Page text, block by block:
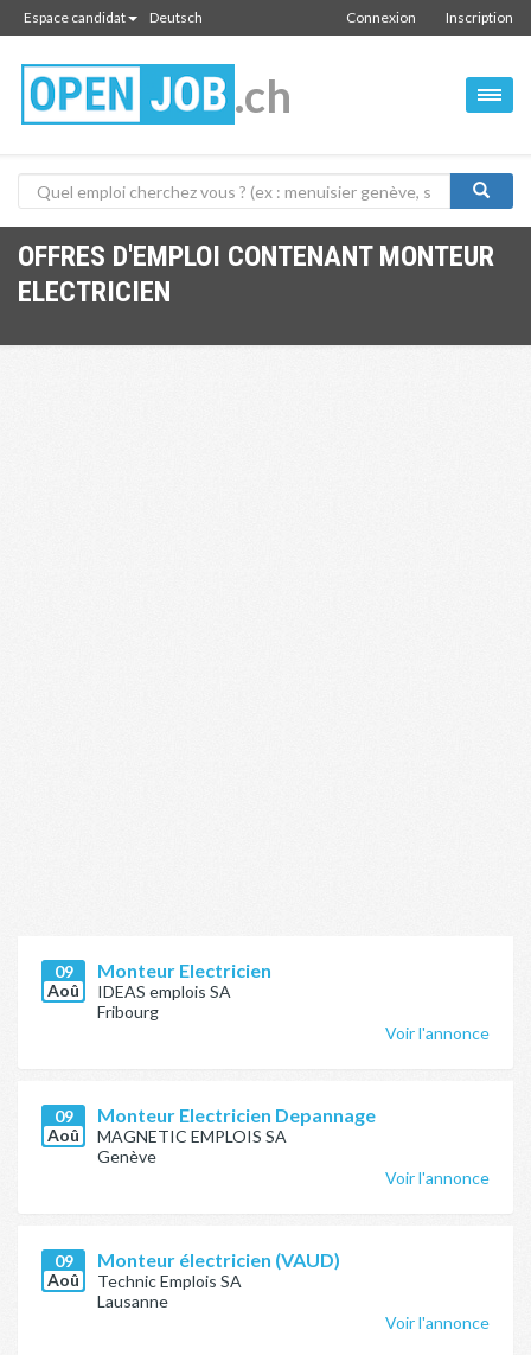
Espace candidat Deutsch Inscription
Connexion
.ch
OFFRES D'EMPLOI CONTENANT MONTEUR
ELECTRICIEN
09
Aoû
Monteur Electricien
IDEAS emplois SA
Fribourg
Voir l'annonce
09
Aoû
Monteur Electricien Depannage
MAGNETIC EMPLOIS SA
Genève
Voir l'annonce
09
Aoû
Monteur électricien (VAUD)
Technic Emplois SA
Lausanne
Voir l'annonce